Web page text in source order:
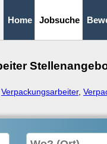
Home Jobsuche
Verpackungsarbeiter,